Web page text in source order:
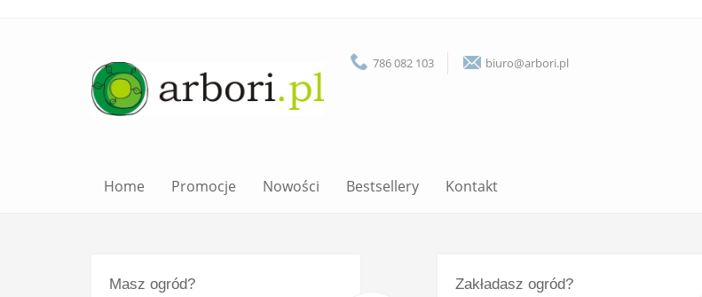
786 082 103 biuro@arbori.pl
Home Promocje Nowości Bestsellery Kontakt
Masz ogród? Zakładasz ogród?